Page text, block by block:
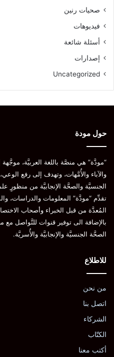
صحيات رنين
فيديوهات
أسئلة شائعة
إصدارات
Uncategorized
حول مودة
“مودَّة” هي منصَّة باللغة العربيَّة،
والآباء والأُمَّهات، وتهدف إلى رفع
الجنسيَّة والصحَّة الإنجابيَّة من منظورٍ
تقدِّم “مودَّة” المعلومات والدراسات،
المُعدَّة من قبل الخبراء وأصحاب
بالإضافة الى توفير قنوات للتَّواصل
الصحَّة الجنسيَّة والإنجابيَّة والأُسريَّة.
للاطلاع
من نحن
اتصل بنا
الشركاء
الكتّاب
أكتب معنا